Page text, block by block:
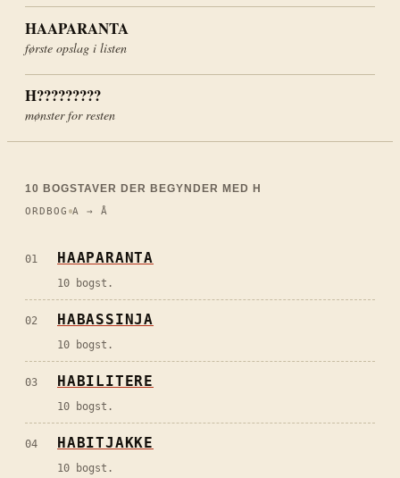
HAAPARANTA
første opslag i listen
H?????????
mønster for resten
10 BOGSTAVER DER BEGYNDER MED H
ORDBOG A → Å
01 HAAPARANTA
10 bogst.
02 HABASSINJA
10 bogst.
03 HABILITERE
10 bogst.
04 HABITJAKKE
10 bogst.